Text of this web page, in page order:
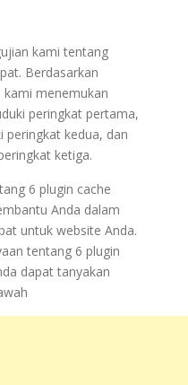
kami tentang
Berdasarkan
kami menemukan
peringkat pertama,
peringkat kedua, dan
ketiga.
6 plugin cache
Anda dalam
untuk website Anda.
tentang 6 plugin
dapat tanyakan